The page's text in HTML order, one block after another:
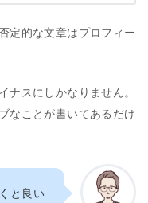
定的な文章はプロフィー
ナスにしかなりません。
なことが書いてあるだけ
と良い